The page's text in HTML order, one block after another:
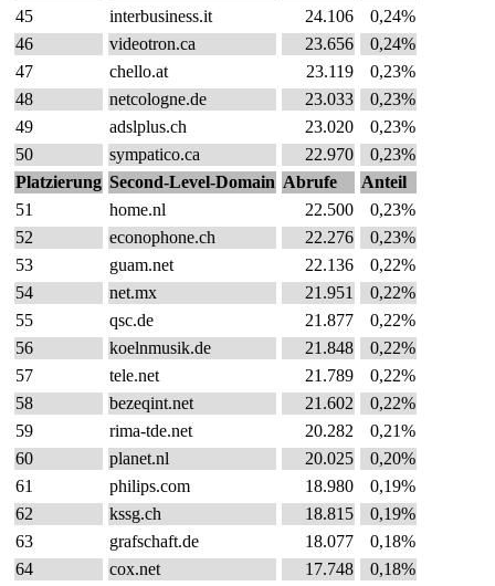
45
interbusiness.it 24.106
0,24%
46
videotron.ca 23.656
0,24%
47
chello.at 23.119
0,23%
48
netcologne.de 23.033
0,23%
49
adslplus.ch 23.020
0,23%
50
sympatico.ca 22.970
0,23%
Platzierung Second-Level-Domain Abrufe
Anteil
51
home.nl 22.500
0,23%
52
econophone.ch 22.276
0,23%
53
guam.net 22.136
0,22%
54
net.mx 21.951
0,22%
55
qsc.de 21.877
0,22%
56
koelnmusik.de 21.848
0,22%
57
tele.net 21.789
0,22%
58
bezeqint.net 21.602
0,22%
59
rima-tde.net 20.282
0,21%
60
planet.nl 20.025
0,20%
61
philips.com 18.980
0,19%
62
kssg.ch 18.815
0,19%
63
grafschaft.de 18.077
0,18%
64
cox.net 17.748
0,18%